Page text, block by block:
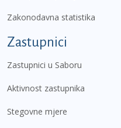
Zakonodavna statistika
Zastupnici
Zastupnici u Saboru
Aktivnost zastupnika
Stegovne mjere